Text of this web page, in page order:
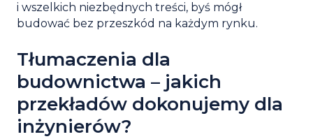
i wszelkich niezbędnych treści, byś mógł
budować bez przeszkód na każdym rynku.
Tłumaczenia dla
budownictwa – jakich
przekładów dokonujemy dla
inżynierów?